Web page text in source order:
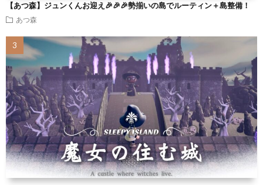
【あつ森】ジュンくんお迎え🎉🎉🎉勢揃いの島でルーティン＋島整備！
あつ森